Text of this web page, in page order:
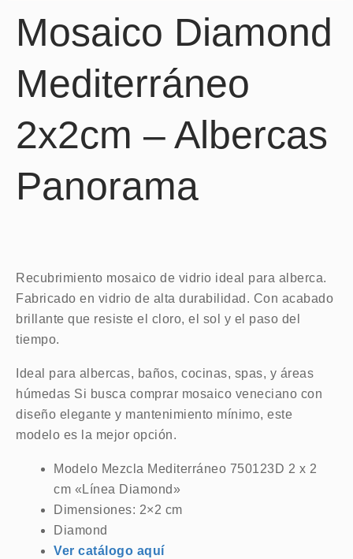
Mosaico Diamond
Mediterráneo
2x2cm – Albercas
Panorama
Recubrimiento mosaico de vidrio ideal para alberca.
Fabricado en vidrio de alta durabilidad. Con acabado
brillante que resiste el cloro, el sol y el paso del
tiempo.
Ideal para albercas, baños, cocinas, spas, y áreas
húmedas Si busca comprar mosaico veneciano con
diseño elegante y mantenimiento mínimo, este
modelo es la mejor opción.
Modelo Mezcla Mediterráneo 750123D 2 x 2
cm «Línea Diamond»
Dimensiones: 2×2 cm
Diamond
Ver catálogo aquí